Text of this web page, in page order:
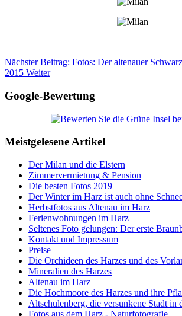
Nächster Beitrag: Fotos: Der altenauer
2015 Weiter
Google-Bewertung
Meistgelesene Artikel
Der Milan und die Elstern
Zimmervermietung & Pension
Die besten Fotos 2019
Der Winter im Harz ist auch ohne
Herbstfotos aus Altenau im Harz
Ferienwohnungen im Harz
Seltenes Foto gelungen: Der erste
Kontakt und Impressum
Preise
Die Orchideen des Harzes und des
Mineralien des Harzes
Altenau im Harz
Die Hochmoore des Harzes und ihre
Altschulenberg, die versunkene Stadt in
Fotos aus dem Harz - Naturfotografie